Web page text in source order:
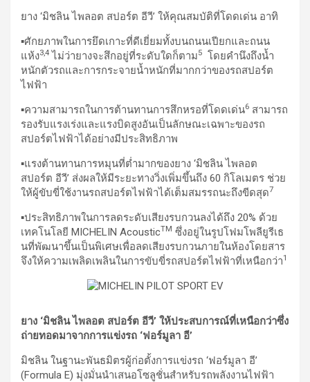
ยาง ‘มิชลิน ไพลอต สปอร์ต อีวี’ ให้คุณสมบัติที่โดดเด่น อาทิ
▪ศักยภาพในการยึดเกาะที่ดีเยี่ยมทั้งบนถนนเปียกและถนน
แห้ง3,4 ไม่ว่ายางจะสึกอยู่ที่ระดับใดก็ตาม5
โดยคำนึงถึงน้ำ
หนักตัวรถและการกระจายน้ำหนักที่มากกว่าของรถสปอร์ต
ไฟฟ้า
▪ความสามารถในการต้านทานการสึกหรอที่โดดเด่น6 สามารถ
รองรับแรงเร่งและแรงบิดสูงอันเป็นลักษณะเฉพาะของรถ
สปอร์ตไฟฟ้าได้อย่างมีประสิทธิภาพ
▪แรงต้านทานการหมุนที่ต่ำมากของยาง ‘มิชลิน ไพลอต
สปอร์ต อีวี’ ส่งผลให้มีระยะทางวิ่งเพิ่มขึ้นถึง 60 กิโลเมตร ช่วย
ให้ผู้ขับขี่ใช้งานรถสปอร์ตไฟฟ้าได้เต็มสมรรถนะถึงขีดสุด7
▪ประสิทธิภาพในการลดระดับเสียงรบกวนลงได้ถึง 20% ด้วย
เทคโนโลยี MICHELIN AcousticTM ซึ่งอยู่ในรูปโฟมโพลียูรีเธ
นที่พัฒนาขึ้นเป็นพิเศษเพื่อลดเสียงรบกวนภายในห้องโดยสาร
จึงให้ความเพลิดเพลินในการขับขี่รถสปอร์ตไฟฟ้าที่เหนือกว่า1
ยาง ‘มิชลิน ไพลอต สปอร์ต อีวี’ ให้ประสบการณ์ที่เหนือกว่าซึ่ง
ถ่ายทอดมาจากการแข่งรถ ‘ฟอร์มูลา อี’
มิชลิน ในฐานะพันธมิตรผู้ก่อตั้งการแข่งรถ ‘ฟอร์มูลา อี’
(Formula E) มุ่งมั่นนำเสนอโซลูชั่นสำหรับรถพลังงานไฟฟ้า